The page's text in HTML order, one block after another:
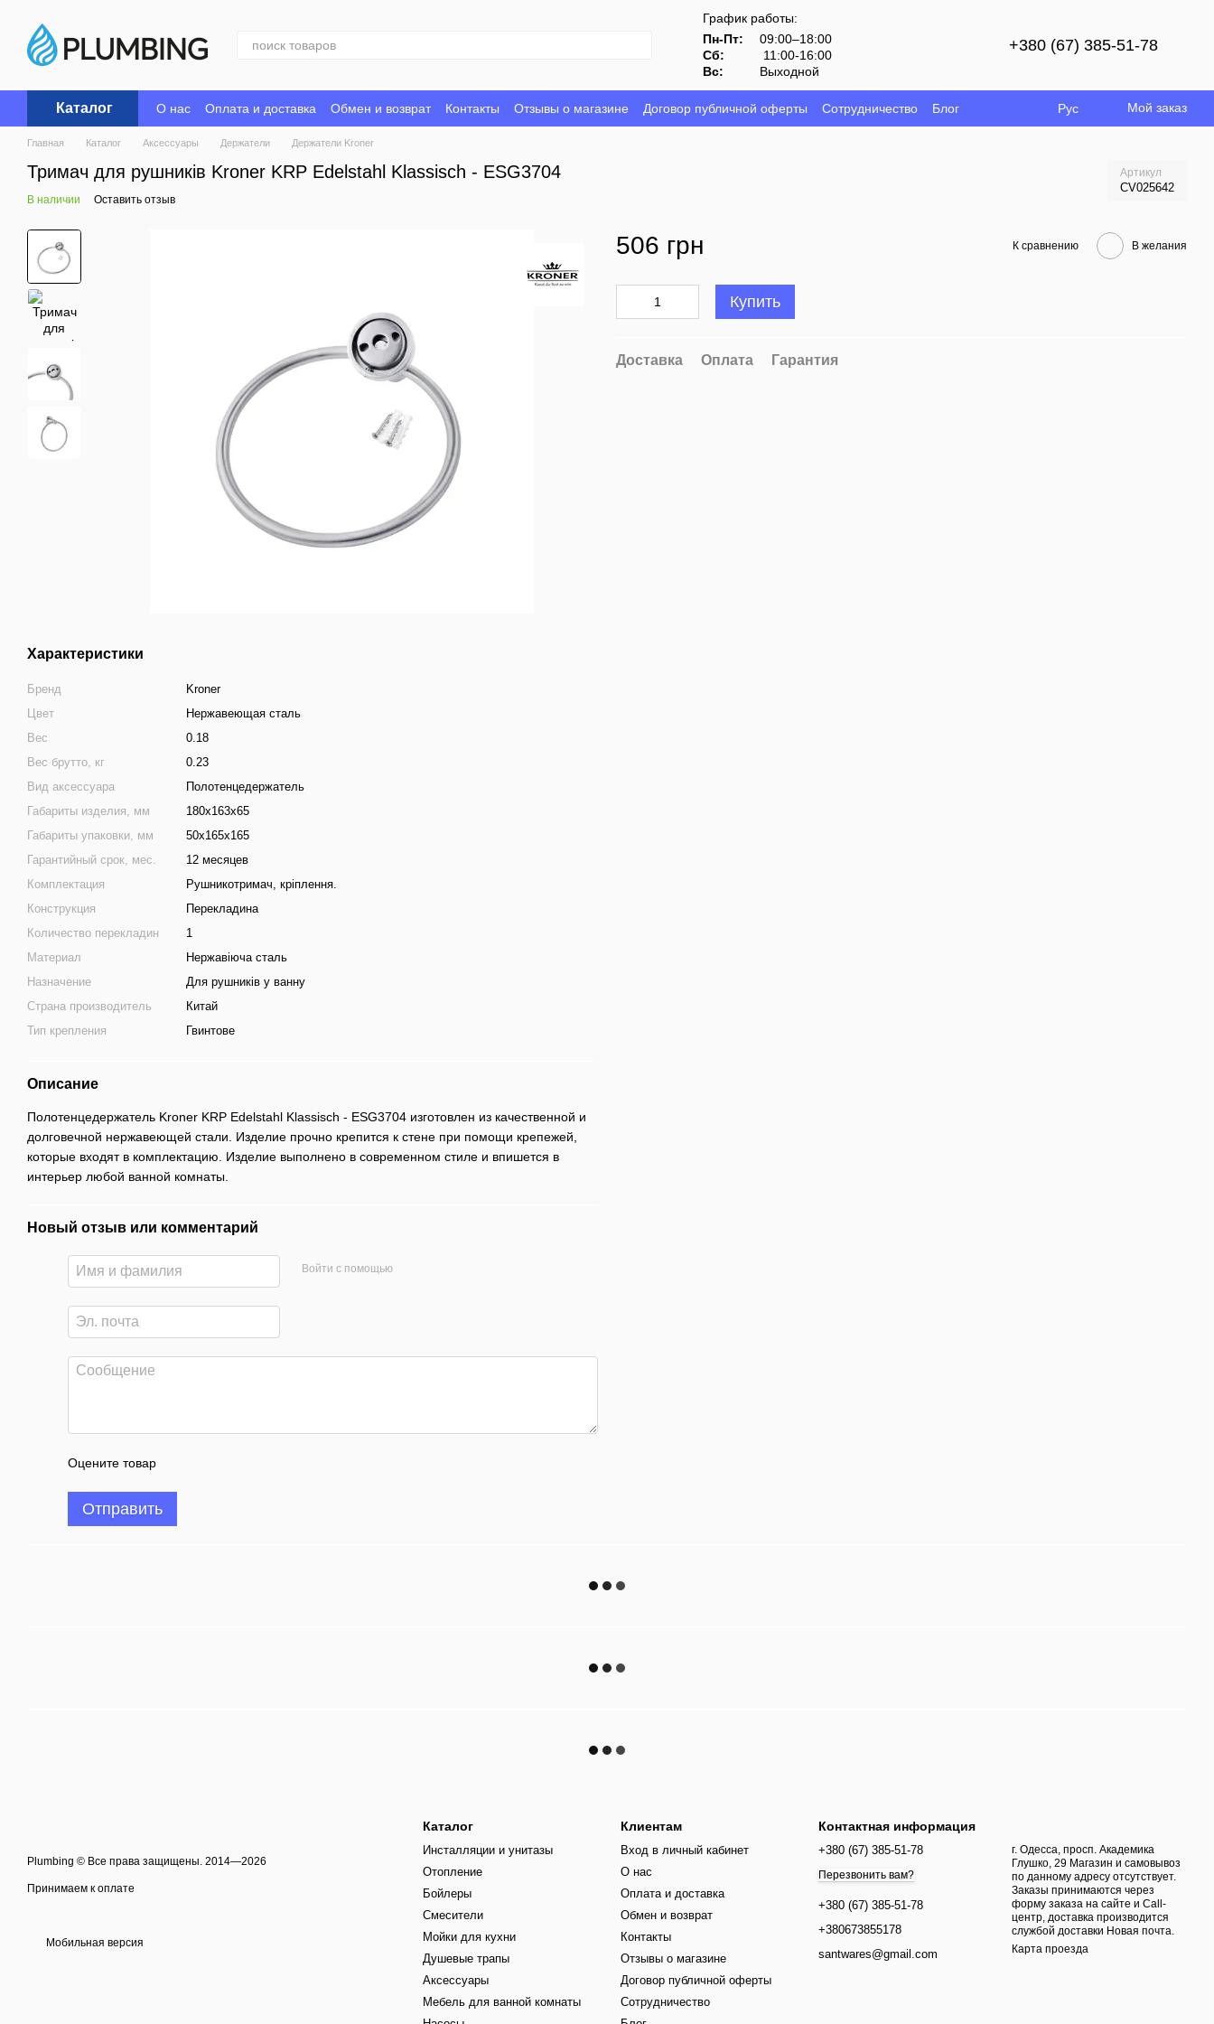
График работы:
Пн-Пт:
09:00–18:00
Сб:
11:00-16:00
Вс:
Выходной
+380 (67) 385-51-78
Каталог О нас Оплата и доставка Обмен и возврат Контакты Отзывы о магазине Договор публичной оферты Сотрудничество Блог Рус Мой заказ
Главная Каталог Аксессуары Держатели Держатели Kroner
Тримач для рушників Kroner KRP Edelstahl Klassisch - ESG3704 Артикул
CV025642
В наличии Оставить отзыв
Характеристики
Бренд
Kroner
Цвет
Нержавеющая сталь
Вес
0.18
Вес брутто, кг
0.23
Вид аксессуара
Полотенцедержатель
Габариты изделия, мм
180х163х65
Габариты упаковки, мм
50х165х165
Гарантийный срок, мес.
12 месяцев
Комплектация
Рушникотримач, кріплення.
Конструкция
Перекладина
Количество перекладин
1
Материал
Нержавіюча сталь
Назначение
Для рушників у ванну
Страна производитель
Китай
Тип крепления
Гвинтове
Описание
Полотенцедержатель Kroner KRP Edelstahl Klassisch - ESG3704 изготовлен из качественной и
долговечной нержавеющей стали. Изделие прочно крепится к стене при помощи крепежей,
которые входят в комплектацию. Изделие выполнено в современном стиле и впишется в
интерьер любой ванной комнаты.
Новый отзыв или комментарий
Войти с помощью
Оцените товар
Отправить
506 грн К сравнению В желания
Купить
Доставка Оплата Гарантия
Plumbing © Все права защищены. 2014—2026
Принимаем к оплате
Мобильная версия
Каталог
Инсталляции и унитазы
Отопление
Бойлеры
Смесители
Мойки для кухни
Душевые трапы
Аксессуары
Мебель для ванной комнаты
Клиентам
Вход в личный кабинет
О нас
Оплата и доставка
Обмен и возврат
Контакты
Отзывы о магазине
Договор публичной оферты
Сотрудничество
Контактная информация
+380 (67) 385-51-78
Перезвонить вам?
+380 (67) 385-51-78
+380673855178
santwares@gmail.com
г. Одесса, просп. Академика
Глушко, 29 Магазин и самовывоз
по данному адресу отсутствует.
Заказы принимаются через
форму заказа на сайте и Call-
центр, доставка производится
службой доставки Новая почта.
Карта проезда